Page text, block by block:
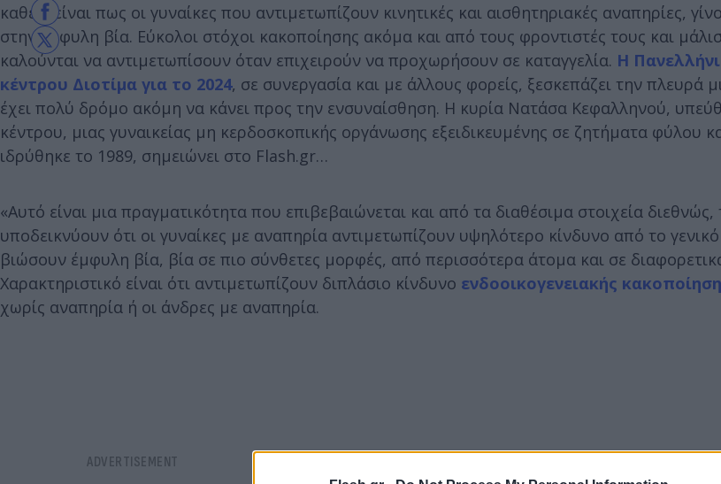
καθετί είναι πως οι γυναίκες που αντιμετωπίζουν κινητικές και αισθητηριακές αναπηρίες,
στην έμφυλη βία. Εύκολοι στόχοι κακοποίησης ακόμα και από τους φροντιστές τους και
καλούνται να αντιμετωπίσουν όταν επιχειρούν να προχωρήσουν σε καταγγελία. Η
κέντρου Διοτίμα για το 2024, σε συνεργασία και με άλλους φορείς, ξεσκεπάζει την πλευρά
έχει πολύ δρόμο ακόμη να κάνει προς την ενσυναίσθηση. Η κυρία Νατάσα Κεφαλληνού,
κέντρου, μιας γυναικείας µη κερδοσκοπικής οργάνωσης εξειδικευμένης σε ζητήματα φύλου
ιδρύθηκε το 1989, σημειώνει στο Flash.gr…
«Αυτό είναι μια πραγματικότητα που επιβεβαιώνεται και από τα διαθέσιμα στοιχεία διεθνώς,
υποδεικνύουν ότι οι γυναίκες με αναπηρία αντιμετωπίζουν υψηλότερο κίνδυνο από το
βιώσουν έμφυλη βία, βία σε πιο σύνθετες μορφές, από περισσότερα άτομα και σε
Χαρακτηριστικό είναι ότι αντιμετωπίζουν διπλάσιο κίνδυνο ενδοοικογενειακής
χωρίς αναπηρία ή οι άνδρες με αναπηρία.